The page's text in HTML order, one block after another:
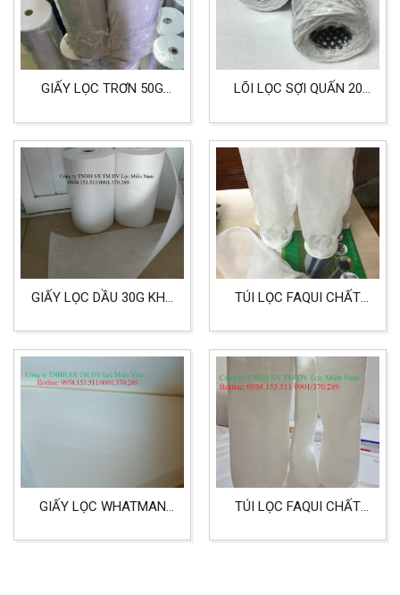
GIẤY LỌC TRƠN 50G
LỌC DẦU MÁY, LỌC
NƯỚC MÁY MÀI
LÕI LỌC SỢI QUẤN 20
HÓA CHẤT
GIẤY LỌC DẦU 30G KHỔ
CÔNG NGHIỆP
TÚI LỌC FAQUI CHẤT
GIẤY LỌC WHATMAN
VÀNG
TÚI LỌC FAQUI CHẤT
SIZE 4